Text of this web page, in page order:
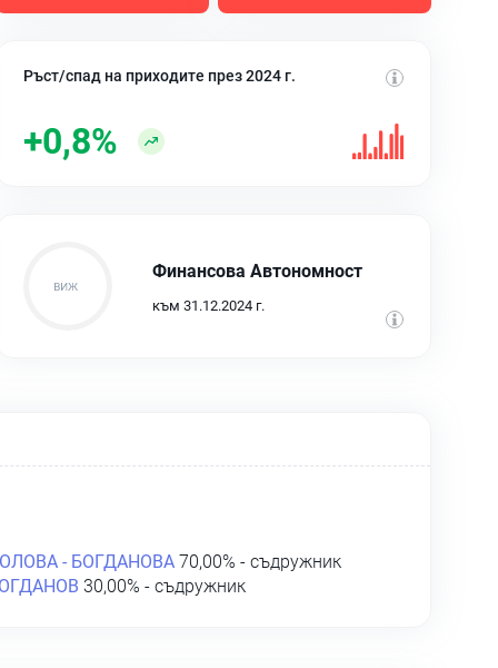
Ръст/спад на приходите през 2024 г.
+0,8%
Финансова Автономност
към 31.12.2024 г.
- БОГДАНОВА 70,00% - съдружник
30,00% - съдружник